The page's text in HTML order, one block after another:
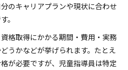
のキャリアプランや現状に合わせ
。
格取得にかかる期間・費用・実務
うかなどが挙げられます。たとえ
が必要ですが、児童指導員は特定